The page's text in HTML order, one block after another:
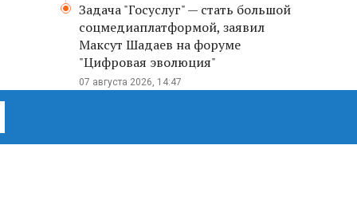
Задача "Госуслуг" — стать большой
соцмедиаплатформой, заявил
Максут Шадаев на форуме
"Цифровая эволюция"
07 августа 2026, 14:47